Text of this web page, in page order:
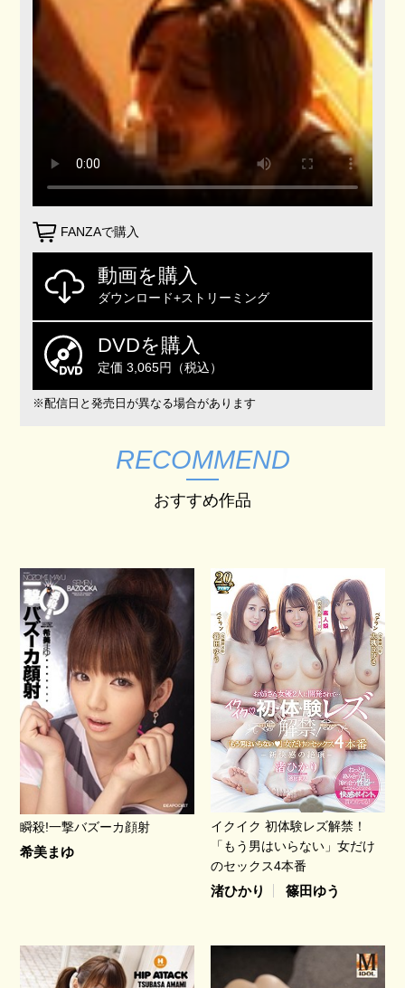
FANZAで購入
動画を購入
ダウンロード+ストリーミング
DVDを購入
定価 3,065円（税込）
※配信日と発売日が異なる場合があります
RECOMMEND
おすすめ作品
瞬殺!一撃バズーカ顔射
希美まゆ
イクイク 初体験レズ解禁！
「もう男はいらない」女だけ
のセックス4本番
渚ひかり 篠田ゆう